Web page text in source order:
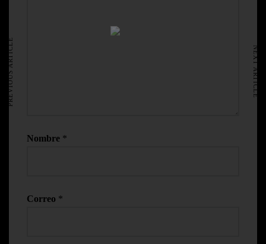
AVISO LEGAL
Nombre *
Correo *
PREVIOUS ARTICLE NEXT ARTICLE